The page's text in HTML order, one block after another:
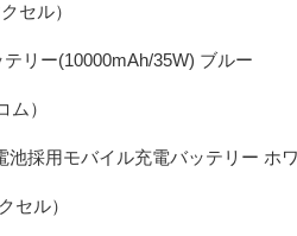
セル）
リー(10000mAh/35W) ブルー
ム）
採用モバイル充電バッテリー ホ
セル）